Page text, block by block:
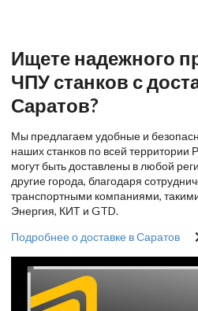
Ищете надежного
ЧПУ станков с
Саратов?
Мы предлагаем удобные и
наших станков по всей территории
могут быть доставлены в любой
другие города, благодаря
транспортными компаниями,
Энергия, КИТ и GTD.
Подробнее о доставке в Саратов